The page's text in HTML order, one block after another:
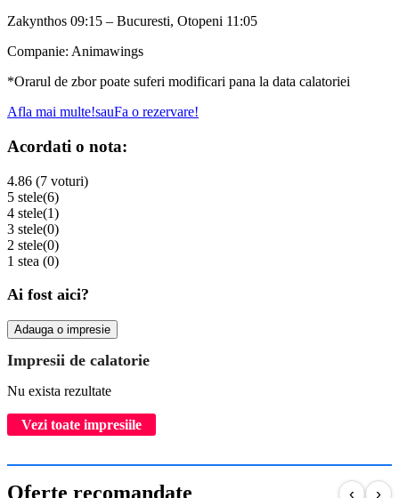
Zakynthos 09:15 – Bucuresti, Otopeni 11:05
Companie: Animawings
*Orarul de zbor poate suferi modificari pana la data calatoriei
Afla mai multe!sauFa o rezervare!
Acordati o nota:
4.86 (7 voturi)
5 stele(6)
4 stele(1)
3 stele(0)
2 stele(0)
1 stea (0)
Ai fost aici?
Adauga o impresie
Impresii de calatorie
Nu exista rezultate
Vezi toate impresiile
Oferte recomandate ‹ ›